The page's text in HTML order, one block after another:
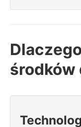
środków